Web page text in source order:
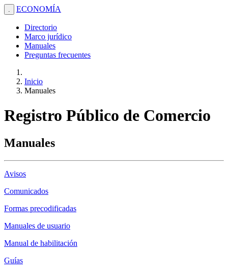
. ECONOMÍA
Directorio
Marco jurídico
Manuales
Preguntas frecuentes
Inicio
Manuales
Registro Público de Comercio
Manuales
Avisos
Comunicados
Formas precodificadas
Manuales de usuario
Manual de habilitación
Guías